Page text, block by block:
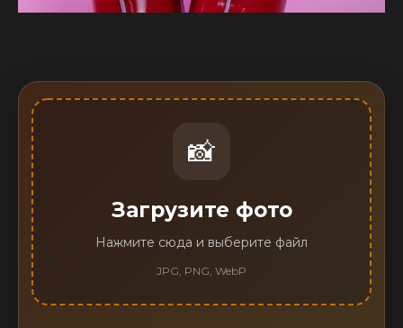
📸
Загрузите фото
Нажмите сюда и выберите файл
JPG, PNG, WebP